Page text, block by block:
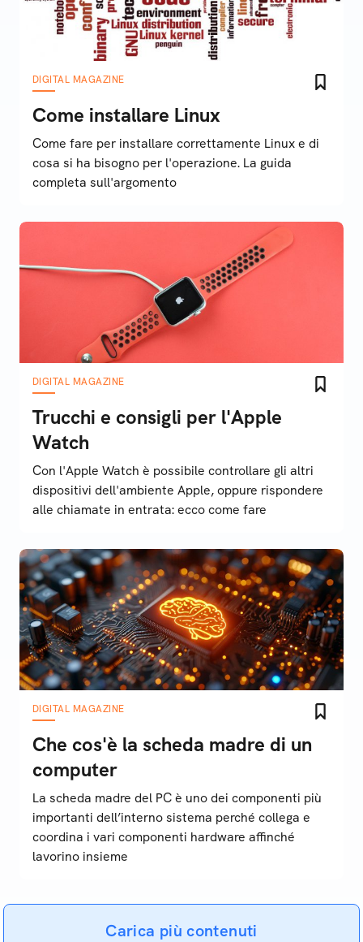
DIGITAL MAGAZINE
Come installare Linux
Come fare per installare correttamente Linux e di
cosa si ha bisogno per l'operazione. La guida
completa sull'argomento
DIGITAL MAGAZINE
Trucchi e consigli per l'Apple
Watch
Con l'Apple Watch è possibile controllare gli altri
dispositivi dell'ambiente Apple, oppure rispondere
alle chiamate in entrata: ecco come fare
DIGITAL MAGAZINE
Che cos'è la scheda madre di un
computer
La scheda madre del PC è uno dei componenti più
importanti dell’interno sistema perché collega e
coordina i vari componenti hardware affinché
lavorino insieme
Carica più contenuti